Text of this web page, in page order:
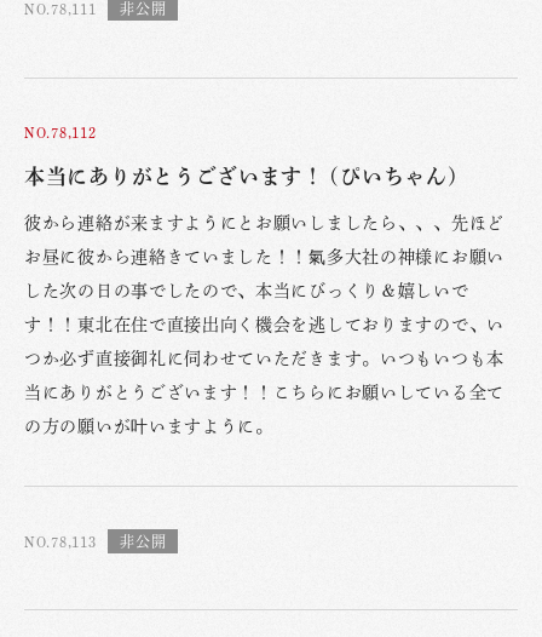
NO.78,111
NO.78,112
本当にありがとうございます！ (ぴいちゃん)
彼から連絡が来ますようにとお願いしましたら、、、先ほど
お昼に彼から連絡きていました！！氣多大社の神様にお願い
した次の日の事でしたので、本当にびっくり＆嬉しいで
す！！東北在住で直接出向く機会を逃しておりますので、い
つか必ず直接御礼に伺わせていただきます。いつもいつも本
当にありがとうございます！！こちらにお願いしている全て
の方の願いが叶いますように。
NO.78,113